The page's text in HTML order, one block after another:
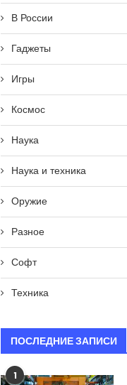
В России
Гаджеты
Игры
Космос
Наука
Наука и техника
Оружие
Разное
Софт
Техника
ПОСЛЕДНИЕ ЗАПИСИ
1